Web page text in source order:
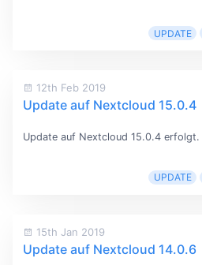
UPDATE
12th Feb 2019
Update auf Nextcloud 15.0.4
Update auf Nextcloud 15.0.4 erfolgt.
UPDATE
15th Jan 2019
Update auf Nextcloud 14.0.6